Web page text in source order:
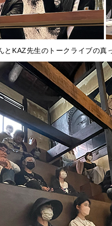
とKAZ先生のトークライブの真